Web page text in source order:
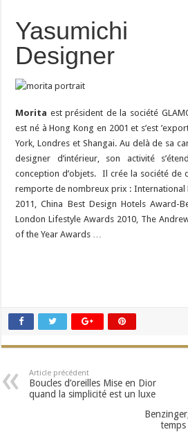
Designer
Morita est président de la société
est né à Hong Kong en 2001 et s’est
York, Londres et Shangai. Au delà de sa
designer d’intérieur, son activité
conception d’objets. Il crée la société de
remporte de nombreux prix : International
2011, China Best Design Hotels Award-
London Lifestyle Awards 2010, The
of the Year Awards …
Article précédent
Boucles d’oreilles Mise en Dior
quand la simplicité est un luxe